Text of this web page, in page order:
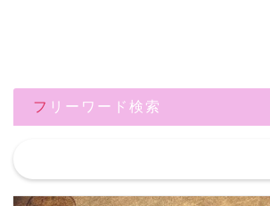
フリーワード検索